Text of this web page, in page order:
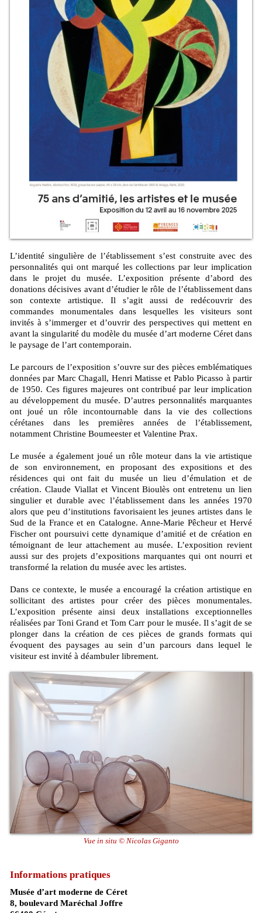
L’identité singulière de l’établissement s’est construite avec des
personnalités qui ont marqué les collections par leur implication
dans le projet du musée. L’exposition présente d’abord des
donations décisives avant d’étudier le rôle de l’établissement dans
son contexte artistique. Il s’agit aussi de redécouvrir des
commandes monumentales dans lesquelles les visiteurs sont
invités à s’immerger et d’ouvrir des perspectives qui mettent en
avant la singularité du modèle du musée d’art moderne Céret dans
le paysage de l’art contemporain.
Le parcours de l’exposition s’ouvre sur des pièces emblématiques
données par Marc Chagall, Henri Matisse et Pablo Picasso à partir
de 1950. Ces figures majeures ont contribué par leur implication
au développement du musée. D’autres personnalités marquantes
ont joué un rôle incontournable dans la vie des collections
cérétanes dans les premières années de l’établissement,
notamment Christine Boumeester et Valentine Prax.
Le musée a également joué un rôle moteur dans la vie artistique
de son environnement, en proposant des expositions et des
résidences qui ont fait du musée un lieu d’émulation et de
création. Claude Viallat et Vincent Bioulès ont entretenu un lien
singulier et durable avec l’établissement dans les années 1970
alors que peu d’institutions favorisaient les jeunes artistes dans le
Sud de la France et en Catalogne. Anne-Marie Pêcheur et Hervé
Fischer ont poursuivi cette dynamique d’amitié et de création en
témoignant de leur attachement au musée. L’exposition revient
aussi sur des projets d’expositions marquantes qui ont nourri et
transformé la relation du musée avec les artistes.
Dans ce contexte, le musée a encouragé la création artistique en
sollicitant des artistes pour créer des pièces monumentales.
L’exposition présente ainsi deux installations exceptionnelles
réalisées par Toni Grand et Tom Carr pour le musée. Il s’agit de se
plonger dans la création de ces pièces de grands formats qui
évoquent des paysages au sein d’un parcours dans lequel le
visiteur est invité à déambuler librement.
Vue in situ © Nicolas Giganto
Informations pratiques
Musée d’art moderne de Céret
8, boulevard Maréchal Joffre